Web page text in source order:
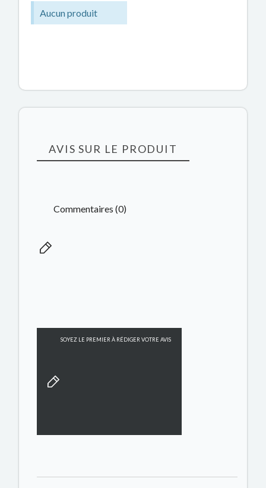
Aucun produit
AVIS SUR LE PRODUIT
Commentaires (0)
SOYEZ LE PREMIER À RÉDIGER VOTRE AVIS